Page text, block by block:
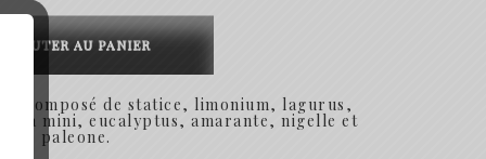
AJOUTER AU PANIER
composé de statice, limonium, lagurus,
mini, eucalyptus, amarante, nigelle et
paleone.